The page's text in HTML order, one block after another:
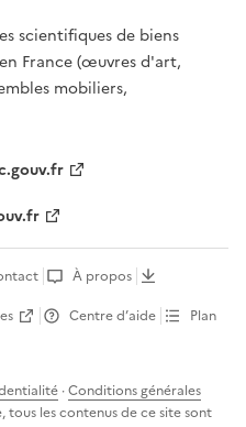
scientifiques de biens
France (œuvres d'art,
mobiliers,
À propos
Centre d’aide
Plan
·Conditions générales
tous les contenus de ce site sont